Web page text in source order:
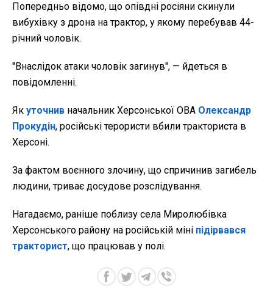
Попередньо відомо, що опівдні росіяни скинули
вибухівку з дрона на трактор, у якому перебував 44-
річний чоловік.
"Внаслідок атаки чоловік загинув", — йдеться в
повідомленні.
Як уточнив начальник Херсонської ОВА Олександр
Прокудін, російські терористи вбили тракториста в
Херсоні.
За фактом воєнного злочину, що спричинив загибель
людини, триває досудове розслідування.
Нагадаємо, раніше поблизу села Миролюбівка
Херсонського району на російській міні підірвався
тракторист, що працював у полі.